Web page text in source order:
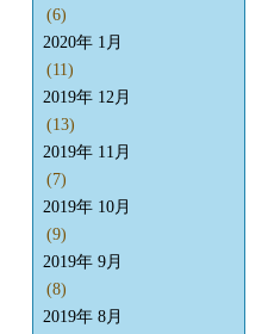
(6)
2020年 1月
(11)
2019年 12月
(13)
2019年 11月
(7)
2019年 10月
(9)
2019年 9月
(8)
2019年 8月